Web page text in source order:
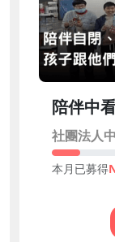
陪伴中
社團法人
本月已募得